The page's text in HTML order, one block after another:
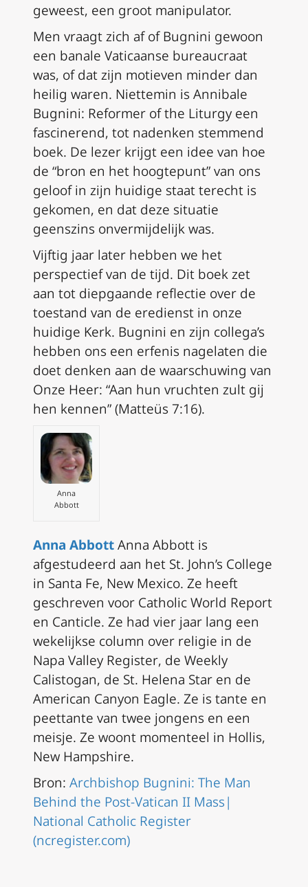
geweest, een groot manipulator.
Men vraagt zich af of Bugnini gewoon
een banale Vaticaanse bureaucraat
was, of dat zijn motieven minder dan
heilig waren. Niettemin is Annibale
Bugnini: Reformer of the Liturgy een
fascinerend, tot nadenken stemmend
boek. De lezer krijgt een idee van hoe
de “bron en het hoogtepunt” van ons
geloof in zijn huidige staat terecht is
gekomen, en dat deze situatie
geenszins onvermijdelijk was.
Vijftig jaar later hebben we het
perspectief van de tijd. Dit boek zet
aan tot diepgaande reflectie over de
toestand van de eredienst in onze
huidige Kerk. Bugnini en zijn collega’s
hebben ons een erfenis nagelaten die
doet denken aan de waarschuwing van
Onze Heer: “Aan hun vruchten zult gij
hen kennen” (Matteüs 7:16).
Anna
Abbott
Anna AbbottAnna Abbott is
afgestudeerd aan het St. John’s College
in Santa Fe, New Mexico. Ze heeft
geschreven voor Catholic World Report
en Canticle. Ze had vier jaar lang een
wekelijkse column over religie in de
Napa Valley Register, de Weekly
Calistogan, de St. Helena Star en de
American Canyon Eagle. Ze is tante en
peettante van twee jongens en een
meisje. Ze woont momenteel in Hollis,
New Hampshire.
Bron: Archbishop Bugnini: The Man
Behind the Post-Vatican II Mass|
National Catholic Register
(ncregister.com)